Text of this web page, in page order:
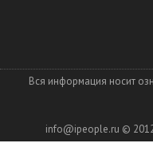
Вся информация носит
info@ipeople.ru ©